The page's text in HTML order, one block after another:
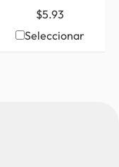
$5.93
Seleccionar